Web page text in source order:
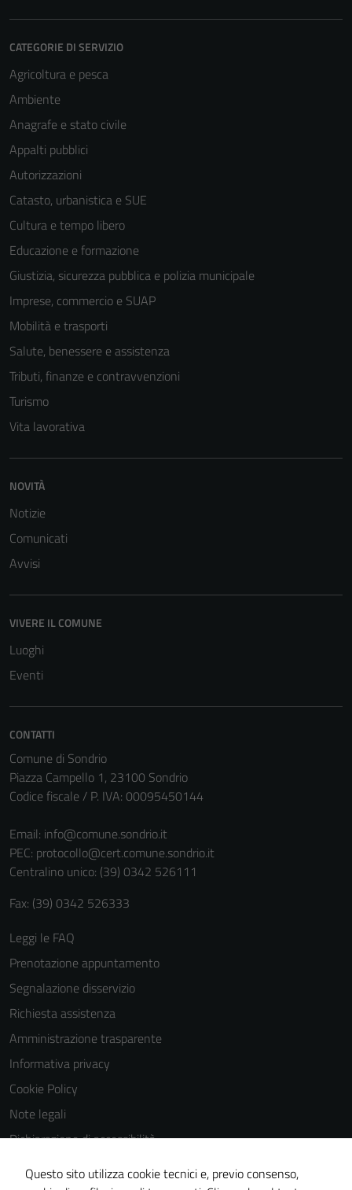
CATEGORIE DI SERVIZIO
Agricoltura e pesca
Ambiente
Anagrafe e stato civile
Appalti pubblici
Autorizzazioni
Catasto, urbanistica e SUE
Cultura e tempo libero
Educazione e formazione
Giustizia, sicurezza pubblica e polizia municipale
Imprese, commercio e SUAP
Mobilità e trasporti
Salute, benessere e assistenza
Tributi, finanze e contravvenzioni
Turismo
Vita lavorativa
NOVITÀ
Notizie
Comunicati
Avvisi
VIVERE IL COMUNE
Luoghi
Eventi
CONTATTI
Comune di Sondrio
Piazza Campello 1, 23100 Sondrio
Codice fiscale / P. IVA: 00095450144
Email: info@comune.sondrio.it
PEC: protocollo@cert.comune.sondrio.it
Centralino unico: (39) 0342 526111
Fax: (39) 0342 526333
Leggi le FAQ
Prenotazione appuntamento
Segnalazione disservizio
Richiesta assistenza
Amministrazione trasparente
Informativa privacy
Cookie Policy
Note legali
Dichiarazione di accessibilità
Dichiarazione di accessibilità Servizi
Questo sito utilizza cookie tecnici e, previo consenso,
personali.